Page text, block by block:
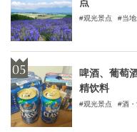
观光景点 当
啤酒、葡萄
精饮料
观光景点 酒